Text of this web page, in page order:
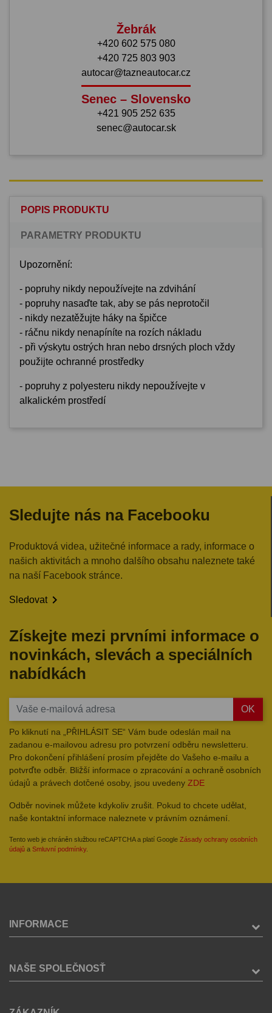
Žebrák
+420 602 575 080
+420 725 803 903
autocar@tazneautocar.cz
Senec – Slovensko
+421 905 252 635
senec@autocar.sk
POPIS PRODUKTU
PARAMETRY PRODUKTU
Upozornění:
- popruhy nikdy nepoužívejte na zdvihání
- popruhy nasaďte tak, aby se pás neprotočil
- nikdy nezatěžujte háky na špičce
- ráčnu nikdy nenapíníte na rozích nákladu
- při výskytu ostrých hran nebo drsných ploch vždy
použijte ochranné prostředky
- popruhy z polyesteru nikdy nepoužívejte v
alkalickém prostředí
Sledujte nás na Facebooku
Produktová videa, užitečné informace a rady, informace o
našich aktivitách a mnoho dalšího obsahu naleznete také
na naší Facebook stránce.
Sledovat
Získejte mezi prvními informace o
novinkách, slevách a speciálních
nabídkách
OK
Po kliknutí na „PŘIHLÁSIT SE“ Vám bude odeslán mail na
zadanou e-mailovou adresu pro potvrzení odběru newsletteru.
Pro dokončení přihlášení prosím přejděte do Vašeho e-mailu a
potvrďte odběr. Bližší informace o zpracování a ochraně osobních
údajů a právech dotčené osoby, jsou uvedeny ZDE
Odběr novinek můžete kdykoliv zrušit. Pokud to chcete udělat,
naše kontaktní informace naleznete v právním oznámení.
Tento web je chráněn službou reCAPTCHA a platí Google Zásady ochrany osobních
údajů a Smluvní podmínky.
INFORMACE
NAŠE SPOLEČNOSŤ